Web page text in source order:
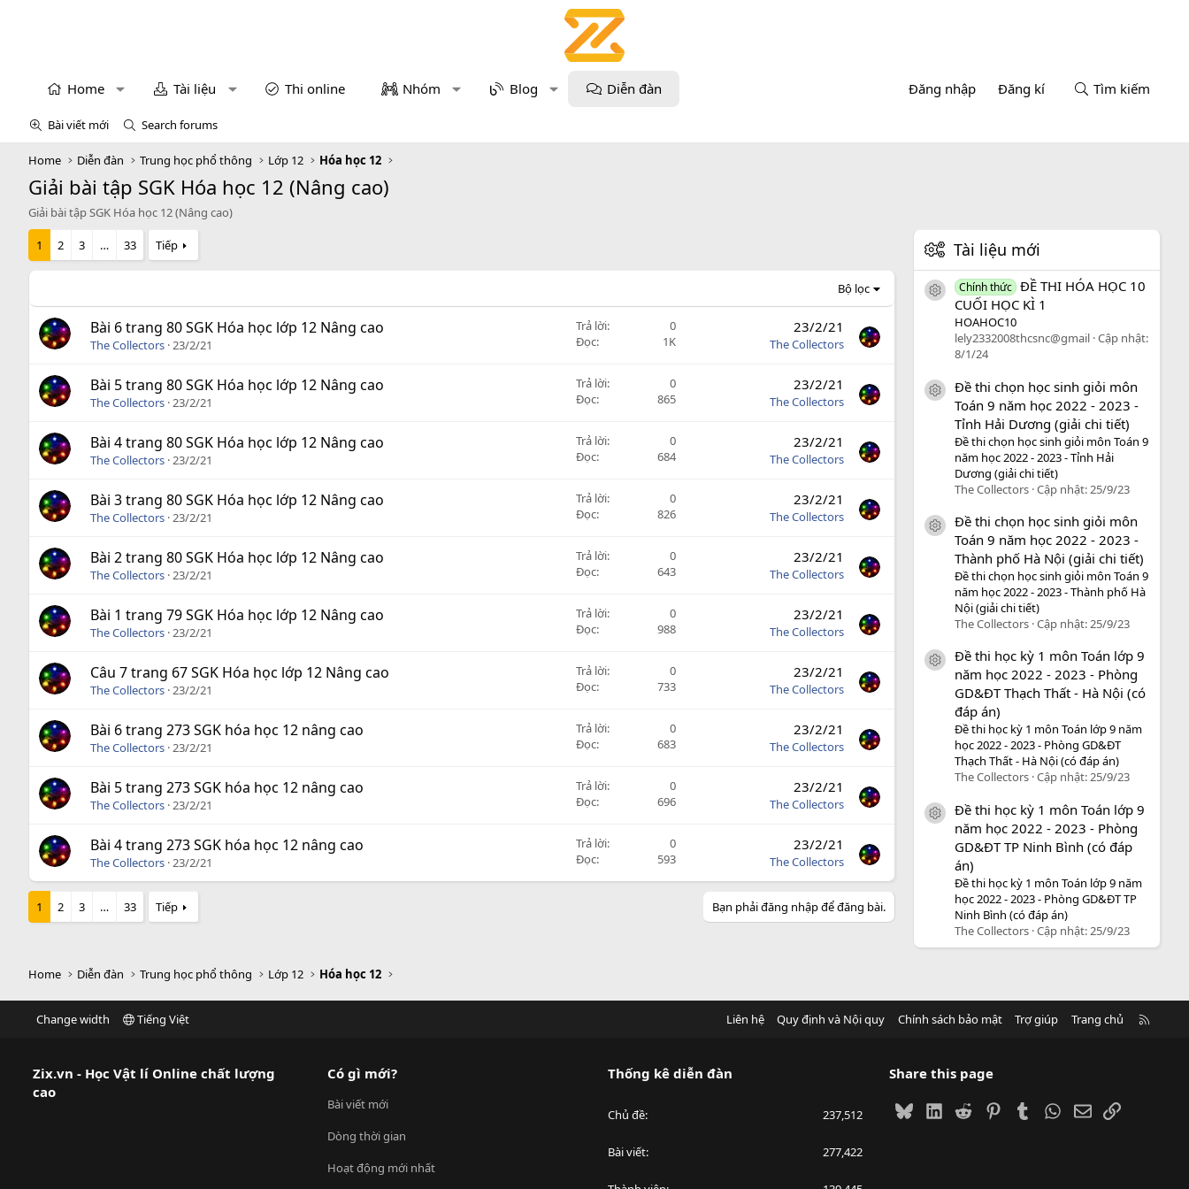
Home Tài liệu Thi online Nhóm Blog Diễn đàn Đăng nhập Đăng kí Tìm kiếm
Bài viết mới Search forums
Home Diễn đàn Trung học phổ thông Lớp 12 Hóa học 12
Giải bài tập SGK Hóa học 12 (Nâng cao)
Giải bài tập SGK Hóa học 12 (Nâng cao)
1 2 3 … 33 Tiếp
Bộ lọc
Bài 6 trang 80 SGK Hóa học lớp 12 Nâng cao
The Collectors 23/2/21
Trả lời
0
Đọc
1K
23/2/21
The Collectors
Bài 5 trang 80 SGK Hóa học lớp 12 Nâng cao
The Collectors 23/2/21
Trả lời
0
Đọc
865
23/2/21
The Collectors
Bài 4 trang 80 SGK Hóa học lớp 12 Nâng cao
The Collectors 23/2/21
Trả lời
0
Đọc
684
23/2/21
The Collectors
Bài 3 trang 80 SGK Hóa học lớp 12 Nâng cao
The Collectors 23/2/21
Trả lời
0
Đọc
826
23/2/21
The Collectors
Bài 2 trang 80 SGK Hóa học lớp 12 Nâng cao
The Collectors 23/2/21
Trả lời
0
Đọc
643
23/2/21
The Collectors
Bài 1 trang 79 SGK Hóa học lớp 12 Nâng cao
The Collectors 23/2/21
Trả lời
0
Đọc
988
23/2/21
The Collectors
Câu 7 trang 67 SGK Hóa học lớp 12 Nâng cao
The Collectors 23/2/21
Trả lời
0
Đọc
733
23/2/21
The Collectors
Bài 6 trang 273 SGK hóa học 12 nâng cao
The Collectors 23/2/21
Trả lời
0
Đọc
683
23/2/21
The Collectors
Bài 5 trang 273 SGK hóa học 12 nâng cao
The Collectors 23/2/21
Trả lời
0
Đọc
696
23/2/21
The Collectors
Bài 4 trang 273 SGK hóa học 12 nâng cao
The Collectors 23/2/21
Trả lời
0
Đọc
593
23/2/21
The Collectors
1 2 3 … 33 Tiếp Bạn phải đăng nhập để đăng bài.
Tài liệu mới
icon tài liệu
Chính thức ĐỀ THI HÓA HỌC 10
CUỐI HỌC KÌ 1
HOAHOC10
lely2332008thcsnc@gmail Cập nhật:
8/1/24
icon tài liệu
Đề thi chọn học sinh giỏi môn
Toán 9 năm học 2022 - 2023 -
Tỉnh Hải Dương (giải chi tiết)
Đề thi chọn học sinh giỏi môn Toán 9
năm học 2022 - 2023 - Tỉnh Hải
Dương (giải chi tiết)
The Collectors Cập nhật:25/9/23
icon tài liệu
Đề thi chọn học sinh giỏi môn
Toán 9 năm học 2022 - 2023 -
Thành phố Hà Nội (giải chi tiết)
Đề thi chọn học sinh giỏi môn Toán 9
năm học 2022 - 2023 - Thành phố Hà
Nội (giải chi tiết)
The Collectors Cập nhật:25/9/23
icon tài liệu
Đề thi học kỳ 1 môn Toán lớp 9
năm học 2022 - 2023 - Phòng
GD&ĐT Thạch Thất - Hà Nội (có
đáp án)
Đề thi học kỳ 1 môn Toán lớp 9 năm
học 2022 - 2023 - Phòng GD&ĐT
Thạch Thất - Hà Nội (có đáp án)
The Collectors Cập nhật:25/9/23
icon tài liệu
Đề thi học kỳ 1 môn Toán lớp 9
năm học 2022 - 2023 - Phòng
GD&ĐT TP Ninh Bình (có đáp
án)
Đề thi học kỳ 1 môn Toán lớp 9 năm
học 2022 - 2023 - Phòng GD&ĐT TP
Ninh Bình (có đáp án)
The Collectors Cập nhật: 25/9/23
Home Diễn đàn Trung học phổ thông Lớp 12 Hóa học 12
Change width Tiếng Việt Liên hệ Quy định và Nội quy Chính sách bảo mật Trợ giúp Trang chủ
Zix.vn - Học Vật lí Online chất lượng
cao
Có gì mới?
Bài viết mới
Dòng thời gian
Hoạt động mới nhất
Thống kê diễn đàn
Chủ đề 237,512
Bài viết 277,422
Share this page
BlueskyLinkedIn
Reddit PinterestTumblrWhatsApp
EmailLink